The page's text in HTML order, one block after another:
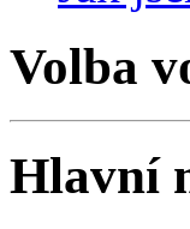
Volba
Hlavní